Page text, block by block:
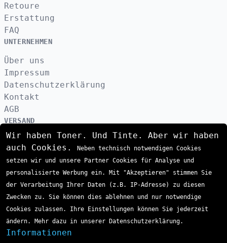
Retoure
Erstattung
FAQ
UNTERNEHMEN
Über uns
Impressum
Datenschutzerklärung
Kontakt
AGB
VERSAND
ZAHLUNGSARTEN
Wir haben Toner. Und Tinte. Aber wir haben
auch Cookies.
Neben technisch notwendigen Cookies
setzen wir und unsere Partner Cookies für Analyse und
personalisierte Werbung ein. Mit "Akzeptieren" stimmen Sie
der Verarbeitung Ihrer Daten (z.B. IP-Adresse) zu diesen
Zwecken zu. Sie können dies ablehnen und nur notwendige
Cookies zulassen. Ihre Einstellungen können Sie jederzeit
ändern. Mehr dazu in unserer Datenschutzerklärung.
Informationen